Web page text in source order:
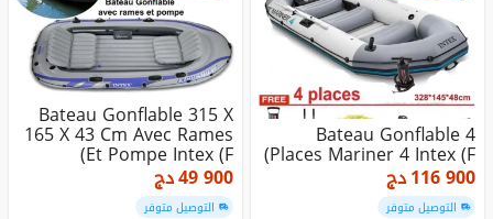
Bateau Gonflable 4
Places Mariner 4 Intex (F)
116 900دج
التوصيل متوفر
Bateau Gonflable 315 X
165 X 43 Cm Avec Rames
Et Pompe Intex (F)
49 900دج
التوصيل متوفر